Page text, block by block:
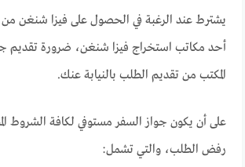
يشترط عند الرغبة في الحصول على فيزا شنغن من
أحد مكاتب استخراج فيزا شنغن، ضرورة تقديم
المكتب من تقديم الطلب بالنيابة عنك.
على أن يكون جواز السفر مستوفي لكافة الشروط
رفض الطلب، والتي تشمل: